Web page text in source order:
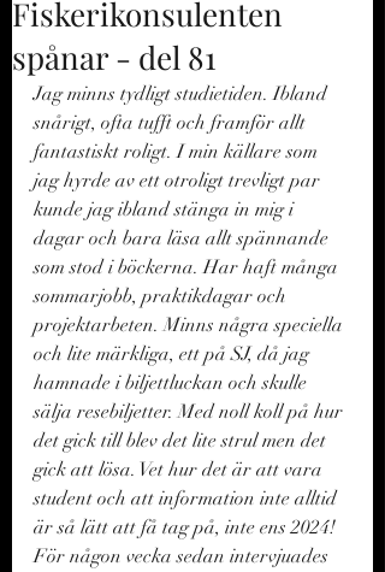
Fiskerikonsulenten
spånar - del 81
Jag minns tydligt studietiden. Ibland
snårigt, ofta tufft och framför allt
fantastiskt roligt. I min källare som
jag hyrde av ett otroligt trevligt par
kunde jag ibland stänga in mig i
dagar och bara läsa allt spännande
som stod i böckerna. Har haft många
sommarjobb, praktikdagar och
projektarbeten. Minns några speciella
och lite märkliga, ett på SJ, då jag
hamnade i biljettluckan och skulle
sälja resebiljetter. Med noll koll på hur
det gick till blev det lite strul men det
gick att lösa. Vet hur det är att vara
student och att information inte alltid
är så lätt att få tag på, inte ens 2024!
För någon vecka sedan intervjuades